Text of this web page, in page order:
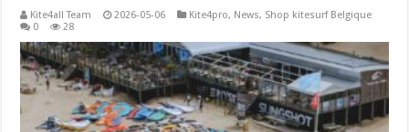
Kite4all Team 2026-05-06 Kite4pro, News, Shop kitesurf Belgique
0
28